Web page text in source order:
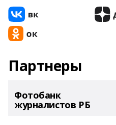
Партнеры
Фотобанк
журналистов РБ